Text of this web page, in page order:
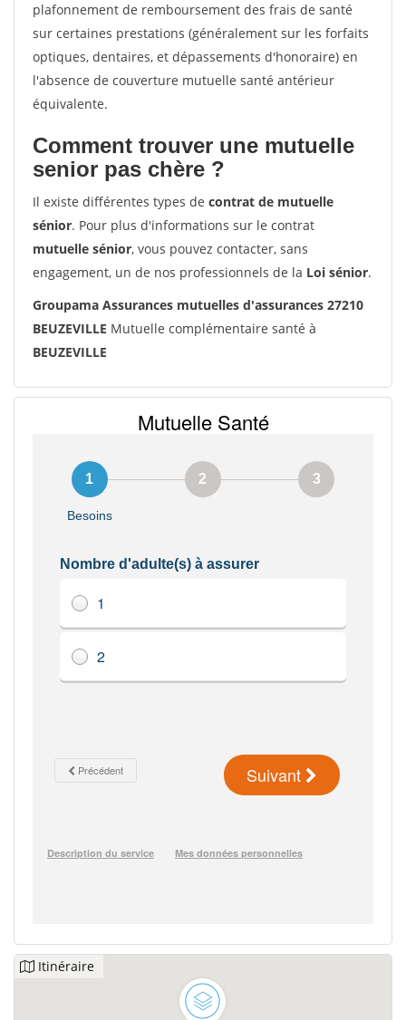
plafonnement de remboursement des frais de santé
sur certaines prestations (généralement sur les forfaits
optiques, dentaires, et dépassements d'honoraire) en
l'absence de couverture mutuelle santé antérieur
équivalente.
Comment trouver une mutuelle
senior pas chère ?
Il existe différentes types de contrat de mutuelle
sénior. Pour plus d'informations sur le contrat
mutuelle sénior, vous pouvez contacter, sans
engagement, un de nos professionnels de la Loi sénior.
Groupama Assurances mutuelles d'assurances 27210
BEUZEVILLE Mutuelle complémentaire santé à
BEUZEVILLE
Itinéraire